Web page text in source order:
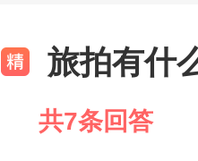
旅拍有什
共7条回答